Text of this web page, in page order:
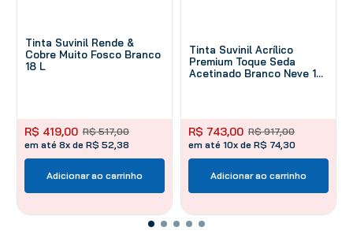
Tinta Suvinil Rende &
Cobre Muito Fosco Branco
18 L
R$ 517,00
R$ 419,00
em até 8x de R$ 52,38
Adicionar ao carrinho
Tinta Suvinil Acrílico
Premium Toque Seda
Acetinado Branco Neve 18
R$ 917,00
R$ 743,00
em até 10x de R$ 74,30
Adicionar ao carrinho